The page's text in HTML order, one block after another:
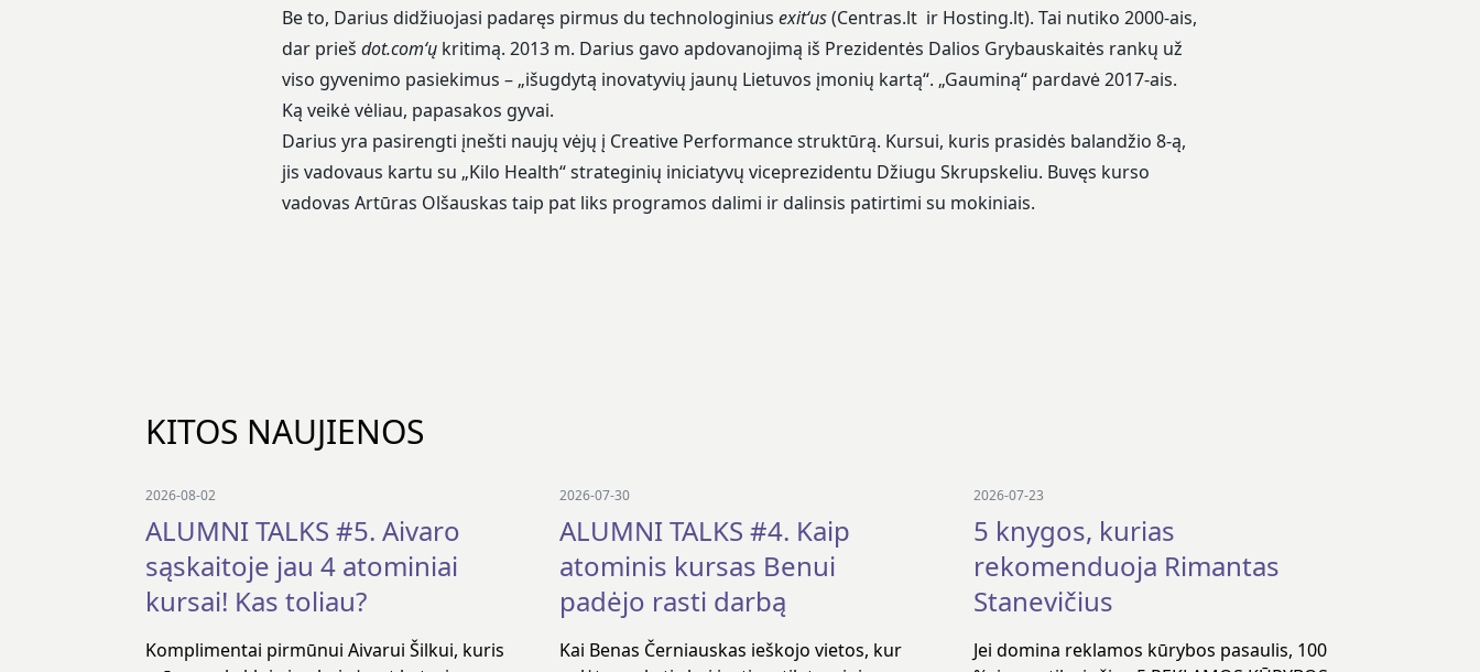
Be to, Darius didžiuojasi padaręs pirmus du technologinius exit‘us(Centras.lt ir Hosting.lt). Tai nutiko 2000-ais,
dar prieš dot.com‘ų kritimą. 2013 m. Darius gavo apdovanojimą iš Prezidentės Dalios Grybauskaitės rankų už
viso gyvenimo pasiekimus – „išugdytą inovatyvių jaunų Lietuvos įmonių kartą“. „Gauminą“ pardavė 2017-ais.
Ką veikė vėliau, papasakos gyvai.
Darius yra pasirengti įnešti naujų vėjų į Creative Performance struktūrą. Kursui, kuris prasidės balandžio 8-ą,
jis vadovaus kartu su „Kilo Health“ strateginių iniciatyvų viceprezidentu Džiugu Skrupskeliu. Buvęs kurso
vadovas Artūras Olšauskas taip pat liks programos dalimi ir dalinsis patirtimi su mokiniais.
KITOS NAUJIENOS
2026-08-02
ALUMNI TALKS #5. Aivaro
sąskaitoje jau 4 atominiai
kursai! Kas toliau?
Komplimentai pirmūnui Aivarui Šilkui, kuris
2026-07-30
ALUMNI TALKS #4. Kaip
atominis kursas Benui
padėjo rasti darbą
Kai Benas Černiauskas ieškojo vietos, kur
2026-07-23
5 knygos, kurias
rekomenduoja Rimantas
Stanevičius
Jei domina reklamos kūrybos pasaulis, 100